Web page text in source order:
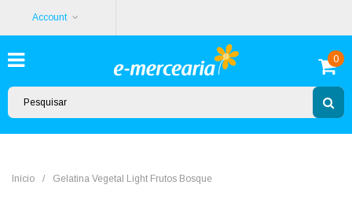
Account
0
Início / Gelatina Vegetal Light Frutos Bosque